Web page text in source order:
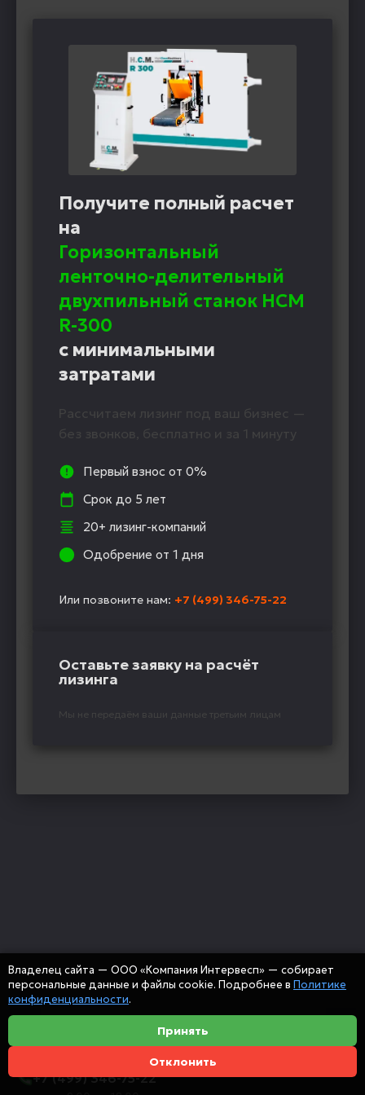
Получите полный расчет
на
Горизонтальный
ленточно-делительный
двухпильный станок HCM
R-300
с минимальными
затратами
Рассчитаем лизинг под ваш бизнес —
без звонков, бесплатно и за 1 минуту
Первый взнос от 0%
Срок до 5 лет
20+ лизинг-компаний
Одобрение от 1 дня
Или позвоните нам: +7 (499) 346-75-22
Оставьте заявку на расчёт
лизинга
Мы не передаём ваши данные третьим лицам
+7 (499) 346-75-22
Владелец сайта — ООО «Компания Интервесп» — собирает
персональные данные и файлы cookie. Подробнее в Политике
конфиденциальности.
Принять
Отклонить